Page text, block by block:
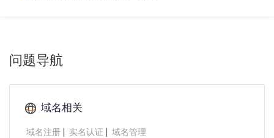
问题导航
域名相关
域名注册 | 实名认证 | 域名管理